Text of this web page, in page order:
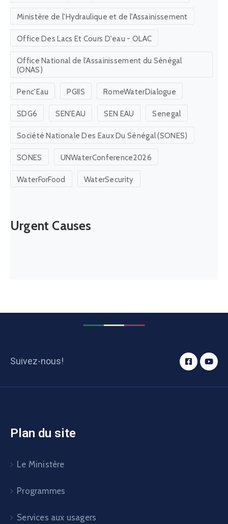
Ministère de l'Hydraulique et de l'Assainissement
Office Des Lacs Et Cours D'eau - OLAC
Office National de l'Assainissement du Sénégal
(ONAS)
Penc'Eau PGIIS RomeWaterDialogue
SDG6 SEN'EAU SEN EAU Senegal
Société Nationale Des Eaux Du Sénégal (SONES)
SONES UNWaterConference2026
WaterForFood WaterSecurity
Urgent Causes
Suivez-nous!
Plan du site
Le Ministère
Programmes
Services aux usagers